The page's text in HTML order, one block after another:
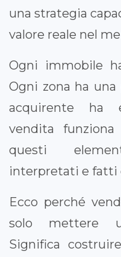
una strategia
valore reale nel
Ogni immobile
Ogni zona ha
acquirente ha
vendita
questi
interpretati e fatti
Ecco perché
solo mettere
Significa